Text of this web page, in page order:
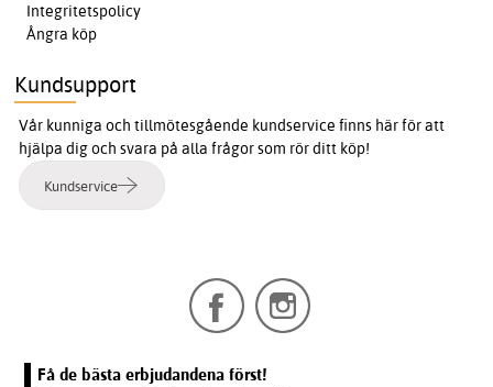
Integritetspolicy
Ångra köp
Kundsupport
Vår kunniga och tillmötesgående kundservice finns här för att
hjälpa dig och svara på alla frågor som rör ditt köp!
Kundservice
Få de bästa erbjudandena först!